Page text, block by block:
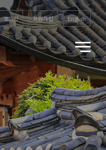
로그인 회원가입 English